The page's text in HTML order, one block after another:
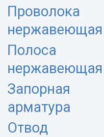
Проволока
нержавеющая
Полоса
нержавеющая
Запорная
арматура
Отвод